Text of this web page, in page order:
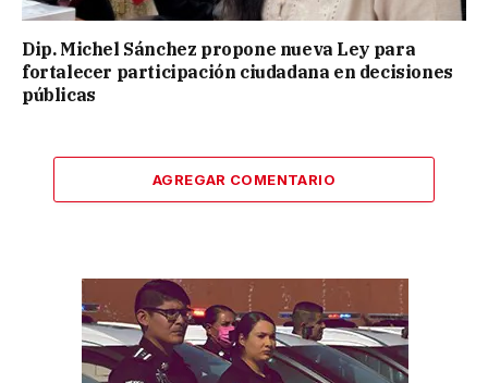
Dip. Michel Sánchez propone nueva Ley para
fortalecer participación ciudadana en decisiones
públicas
AGREGAR COMENTARIO